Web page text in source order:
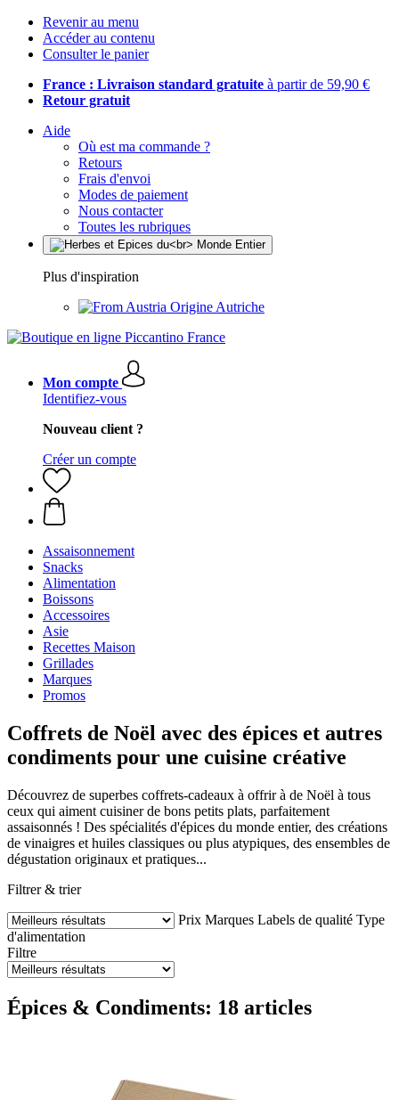
Revenir au menu
Accéder au contenu
Consulter le panier
France : Livraison standard gratuite à partir de 59,90 €
Retour gratuit
Aide
Où est ma commande ?
Retours
Frais d'envoi
Modes de paiement
Nous contacter
Toutes les rubriques
Plus d'inspiration
Origine Autriche
Mon compte
Identifiez-vous
Nouveau client ?
Créer un compte
Assaisonnement
Snacks
Alimentation
Boissons
Accessoires
Asie
Recettes Maison
Grillades
Marques
Promos
Coffrets de Noël avec des épices et autres
condiments pour une cuisine créative
Découvrez de superbes coffrets-cadeaux à offrir à de Noël à tous
ceux qui aiment cuisiner de bons petits plats, parfaitement
assaisonnés ! Des spécialités d'épices du monde entier, des créations
de vinaigres et huiles classiques ou plus atypiques, des ensembles de
dégustation originaux et pratiques...
Filtrer & trier
Prix Marques Labels de qualité Type
d'alimentation
Filtre
Épices & Condiments: 18 articles